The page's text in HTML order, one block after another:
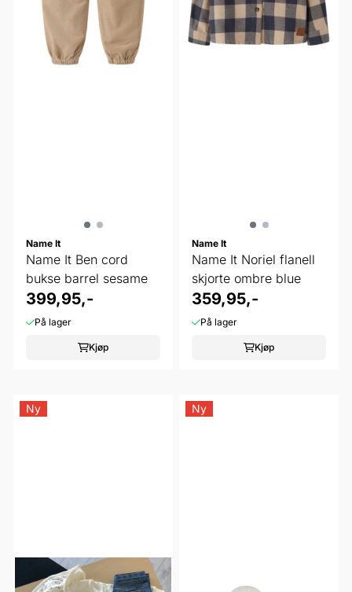
Name It
Name It Ben cord
bukse barrel sesame
399,95,-
På lager
Kjøp
Name It
Name It Noriel flanell
skjorte ombre blue
359,95,-
På lager
Kjøp
Ny Ny